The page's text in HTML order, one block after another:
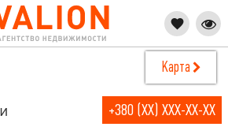
Карта
+380 (XX) XXX-XX-XX